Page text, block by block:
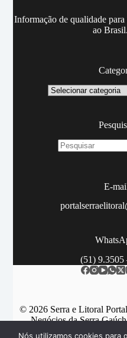
Informação de qualidade
ao Brasil.
Categoria
E-
(51) 9.3505
© 2026 Serra e Litoral
Negócios da Serra
Nós utilizamos cookies para